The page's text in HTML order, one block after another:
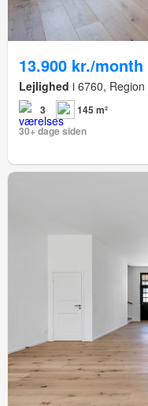
13.900 kr./month
Lejlighed i 6760,
3
145 m²
30+ dage siden